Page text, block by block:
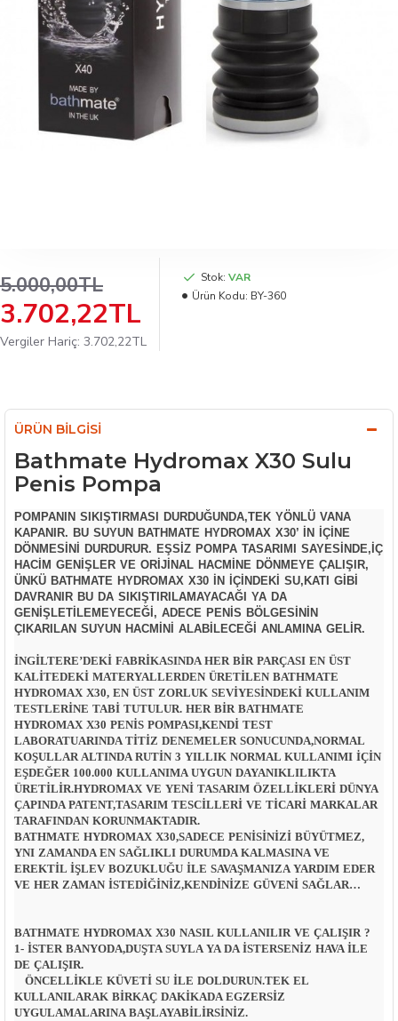
3.702,22TL
5.000,00TL
Vergiler Hariç: 3.702,22TL
Stok: VAR
Ürün Kodu: BY-360
ÜRÜN BILGISI
Bathmate Hydromax X30 Sulu
Penis Pompa
POMPANIN SIKIŞTIRMASI DURDUĞUNDA,TEK YÖNLÜ VANA
KAPANIR. BU SUYUN BATHMATE HYDROMAX X30’ IN IÇINE
DÖNMESINI DURDURUR. EŞSIZ POMPA TASARIMI SAYESINDE,IÇ
HACIM GENIŞLER VE ORIJINAL HACMINE DÖNMEYE ÇALIŞIR,
ÜNKÜ BATHMATE HYDROMAX X30 IN IÇINDEKI SU,KATI GIBI
DAVRANIR BU DA SIKIŞTIRILAMAYACAĞI YA DA
GENIŞLETILEMEYECEĞI, ADECE PENIS BÖLGESININ
ÇIKARILAN SUYUN HACMINI ALABILECEĞI ANLAMINA GELIR.
İNGILTERE’DEKI FABRIKASINDA HER BIR PARÇASI EN ÜST
KALITEDEKI MATERYALLERDEN ÜRETILEN BATHMATE
HYDROMAX X30, EN ÜST ZORLUK SEVIYESINDEKI KULLANIM
TESTLERINE TABI TUTULUR. HER BIR BATHMATE
HYDROMAX X30 PENIS POMPASI,KENDI TEST
LABORATUARINDA TITIZ DENEMELER SONUCUNDA,NORMAL
KOŞULLAR ALTINDA RUTIN 3 YILLIK NORMAL KULLANIMI IÇIN
EŞDEĞER 100.000 KULLANIMA UYGUN DAYANIKLILIKTA
ÜRETILIR.HYDROMAX VE YENI TASARIM ÖZELLIKLERI DÜNYA
ÇAPINDA PATENT,TASARIM TESCILLERI VE TICARI MARKALAR
TARAFINDAN KORUNMAKTADIR.
BATHMATE HYDROMAX X30,SADECE PENISINIZI BÜYÜTMEZ,
YNI ZAMANDA EN SAĞLIKLI DURUMDA KALMASINA VE
EREKTIL İŞLEV BOZUKLUĞU ILE SAVAŞMANIZA YARDIM EDER
VE HER ZAMAN ISTEDIĞINIZ,KENDINIZE GÜVENI SAĞLAR…
BATHMATE HYDROMAX X30 NASIL KULLANILIR VE ÇALIŞIR ?
1- İSTER BANYODA,DUŞTA SUYLA YA DA ISTERSENIZ HAVA ILE
DE ÇALIŞIR.
ÖNCELLIKLE KÜVETI SU ILE DOLDURUN.TEK EL
KULLANILARAK BIRKAÇ DAKIKADA EGZERSIZ
UYGULAMALARINA BAŞLAYABILIRSINIZ.